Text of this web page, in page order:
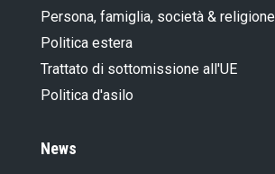
Persona, famiglia, società & religione
Politica estera
Trattato di sottomissione all'UE
Politica d'asilo
News